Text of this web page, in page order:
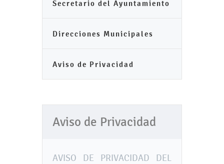
Secretario del Ayuntamiento
Direcciones Municipales
Aviso de Privacidad
Aviso de Privacidad
AVISO DE PRIVACIDAD DEL